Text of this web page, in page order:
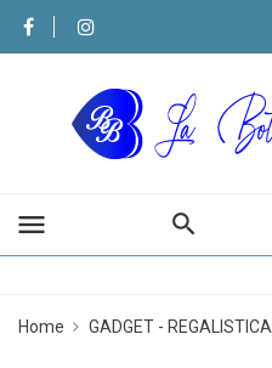
menu
Home GADGET - REGALISTICA